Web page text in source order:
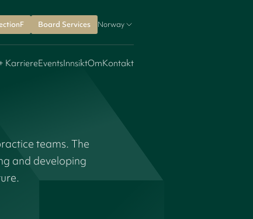
Board Services Norway
KarriereEventsInnsiktOmKontakt
teams. The
and developing